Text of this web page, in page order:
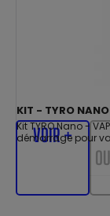
KIT - TYRO
Kit TYRO Nano -
démarrage pour
VOIR +